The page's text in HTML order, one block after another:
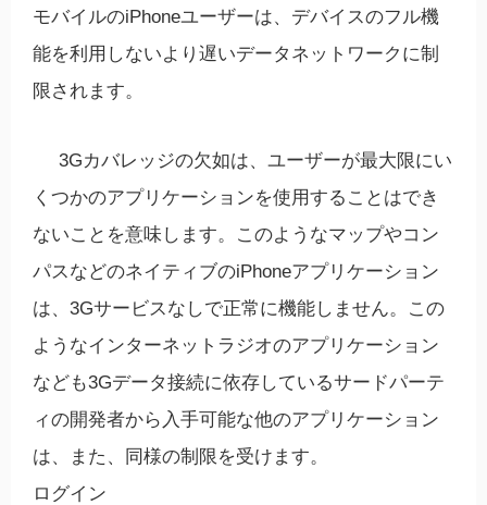
モバイルのiPhoneユーザーは、デバイスのフル機
能を利用しないより遅いデータネットワークに制
限されます。
3Gカバレッジの欠如は、ユーザーが最大限にい
くつかのアプリケーションを使用することはでき
ないことを意味します。このようなマップやコン
パスなどのネイティブのiPhoneアプリケーション
は、3Gサービスなしで正常に機能しません。この
ようなインターネットラジオのアプリケーション
なども3Gデータ接続に依存しているサードパーテ
ィの開発者から入手可能な他のアプリケーション
は、また、同様の制限を受けます。
ログイン